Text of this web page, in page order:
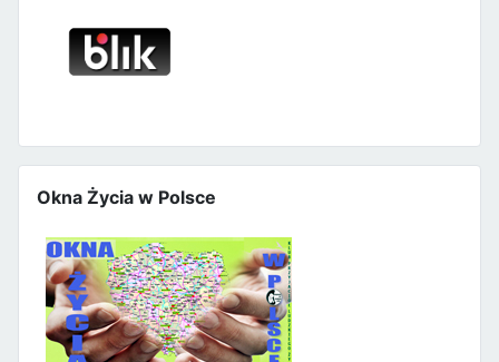
Okna Życia w Polsce